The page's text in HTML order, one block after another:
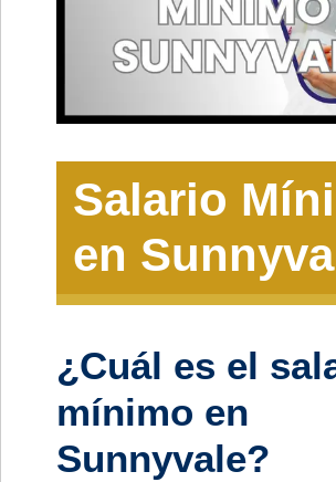
Salario
en
¿Cuál es el
mínimo en
Sunnyvale?